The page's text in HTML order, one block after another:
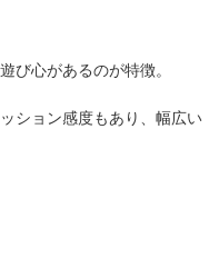
び心があるのが特徴。
ション感度もあり、幅広い